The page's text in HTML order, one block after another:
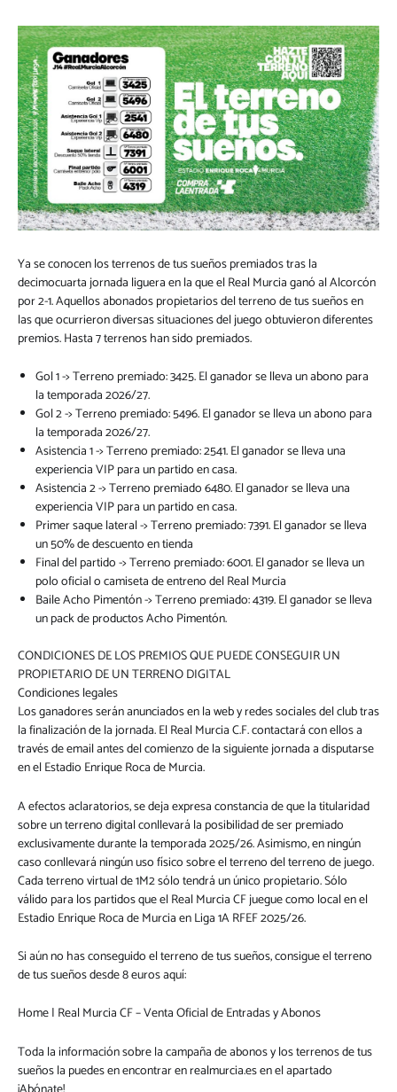
Ya se conocen los terrenos de tus sueños premiados tras la
decimocuarta jornada liguera en la que el Real Murcia ganó al Alcorcón
por 2-1. Aquellos abonados propietarios del terreno de tus sueños en
las que ocurrieron diversas situaciones del juego obtuvieron diferentes
premios. Hasta 7 terrenos han sido premiados.
Gol 1 -> Terreno premiado: 3425. El ganador se lleva un abono para
la temporada 2026/27.
Gol 2 -> Terreno premiado: 5496. El ganador se lleva un abono para
la temporada 2026/27.
Asistencia 1 -> Terreno premiado: 2541. El ganador se lleva una
experiencia VIP para un partido en casa.
Asistencia 2 -> Terreno premiado 6480. El ganador se lleva una
experiencia VIP para un partido en casa.
Primer saque lateral -> Terreno premiado: 7391. El ganador se lleva
un 50% de descuento en tienda
Final del partido -> Terreno premiado: 6001. El ganador se lleva un
polo oficial o camiseta de entreno del Real Murcia
Baile Acho Pimentón -> Terreno premiado: 4319. El ganador se lleva
un pack de productos Acho Pimentón.
CONDICIONES DE LOS PREMIOS QUE PUEDE CONSEGUIR UN
PROPIETARIO DE UN TERRENO DIGITAL
Condiciones legales
Los ganadores serán anunciados en la web y redes sociales del club tras
la finalización de la jornada. El Real Murcia C.F. contactará con ellos a
través de email antes del comienzo de la siguiente jornada a disputarse
en el Estadio Enrique Roca de Murcia.
A efectos aclaratorios, se deja expresa constancia de que la titularidad
sobre un terreno digital conllevará la posibilidad de ser premiado
exclusivamente durante la temporada 2025/26. Asimismo, en ningún
caso conllevará ningún uso físico sobre el terreno del terreno de juego.
Cada terreno virtual de 1M2 sólo tendrá un único propietario. Sólo
válido para los partidos que el Real Murcia CF juegue como local en el
Estadio Enrique Roca de Murcia en Liga 1A RFEF 2025/26.
Si aún no has conseguido el terreno de tus sueños, consigue el terreno
de tus sueños desde 8 euros aquí:
Home | Real Murcia CF – Venta Oficial de Entradas y Abonos
Toda la información sobre la campaña de abonos y los terrenos de tus
sueños la puedes en encontrar en realmurcia.es en el apartado